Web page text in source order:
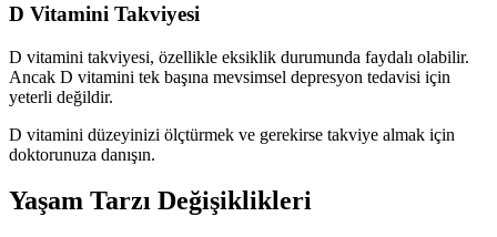
D Vitamini Takviyesi
D vitamini takviyesi, özellikle eksiklik durumunda faydalı olabilir.
Ancak D vitamini tek başına mevsimsel depresyon tedavisi için
yeterli değildir.
D vitamini düzeyinizi ölçtürmek ve gerekirse takviye almak için
doktorunuza danışın.
Yaşam Tarzı Değişiklikleri